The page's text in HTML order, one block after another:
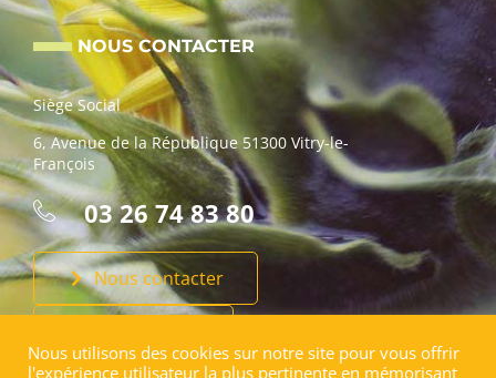
NOUS CONTACTER
Siège Social
6, Avenue de la République 51300 Vitry-le-
François
03 26 74 83 80
Nous contacter
Nous utilisons des cookies sur notre site pour vous offrir
l'expérience utilisateur la plus pertinente en mémorisant